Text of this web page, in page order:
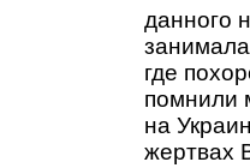
данного
где
помнили
на
жертвах